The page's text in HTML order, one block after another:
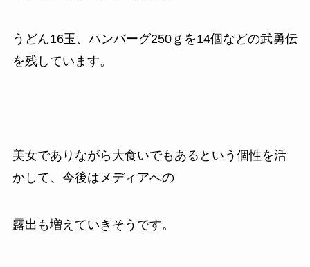
うどん16玉、ハンバーグ250ｇを14個などの武勇伝
を残しています。
美女でありながら大食いでもあるという個性を活
かして、今後はメディアへの
露出も増えていきそうです。